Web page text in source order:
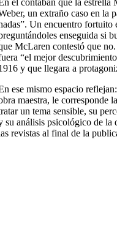
él contaban que la estrella
un extraño caso en la
Un encuentro fortuito
enseguida si
McLaren contestó que
“el mejor
y que llegara a
ese mismo espacio
maestra, le corresponde
un tema sensible, su
su análisis psicológico de la
revistas al final de la